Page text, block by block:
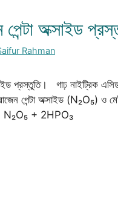
অক্সাইড
Rahman
প্রস্তুতি। গাঢ় নাইট্রিক
পেন্টা অক্সাইড (N₂O₅)
N₂O₅ + 2HPO₃